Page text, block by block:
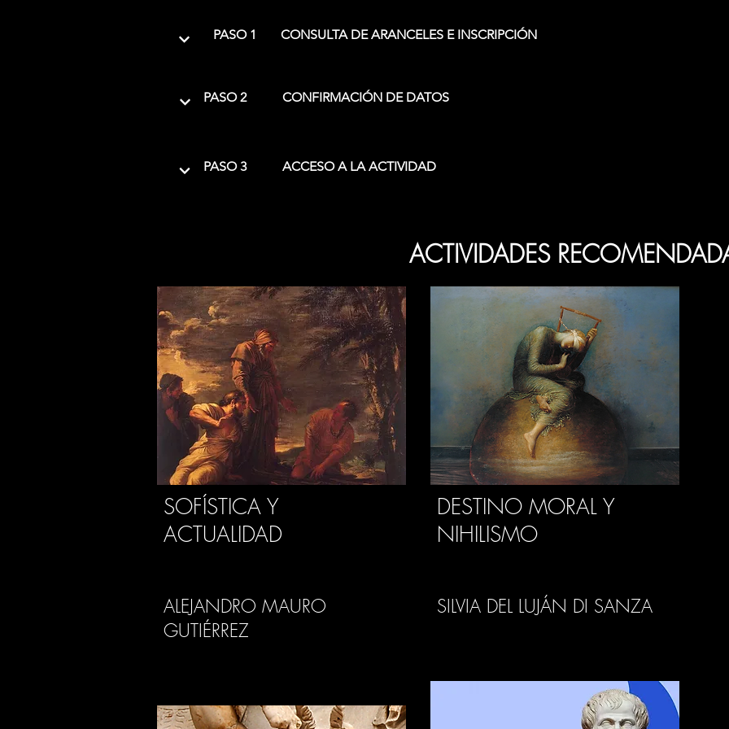
PASO 1 CONSULTA DE ARANCELES E INSCRIPCIÓN
PASO 2 CONFIRMACIÓN DE DATOS
PASO 3 ACCESO A LA ACTIVIDAD
ACTIVIDADES
SOFÍSTICA Y
ACTUALIDAD
ALEJANDRO MAURO
GUTIÉRREZ
DESTINO MORAL Y
NIHILISMO
SILVIA DEL LUJÁN DI SANZA